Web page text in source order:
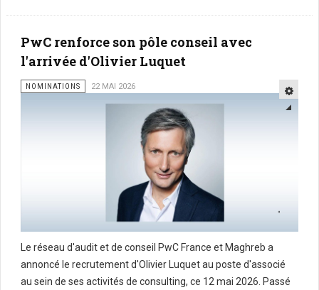
PwC renforce son pôle conseil avec
l'arrivée d'Olivier Luquet
NOMINATIONS 22 MAI 2026
Le réseau d'audit et de conseil PwC France et Maghreb a
annoncé le recrutement d'Olivier Luquet au poste d'associé
au sein de ses activités de consulting, ce 12 mai 2026. Passé